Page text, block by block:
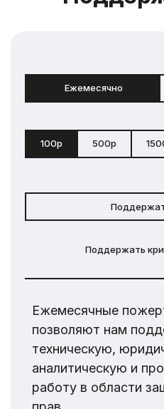
Ежемесячно
100р 500р
Поддержать
Ежемесячные
позволяют нам
техническую,
аналитическую и
работу в области